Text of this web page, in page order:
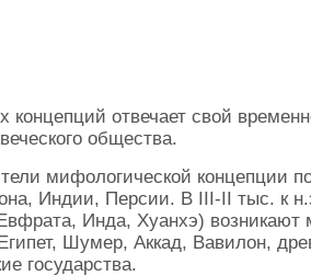
концепций отвечает свой
общества.
мифологической концепции
Индии, Персии. В ІІІ-ІІ тыс. к
Инда, Хуанхэ) возникают
Шумер, Аккад, Вавилон,
государства.